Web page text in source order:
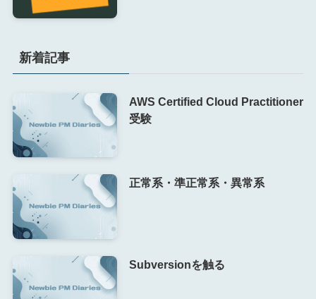
新着記事
AWS Certified Cloud Practitioner
受験
正常系・準正常系・異常系
Subversionを触る